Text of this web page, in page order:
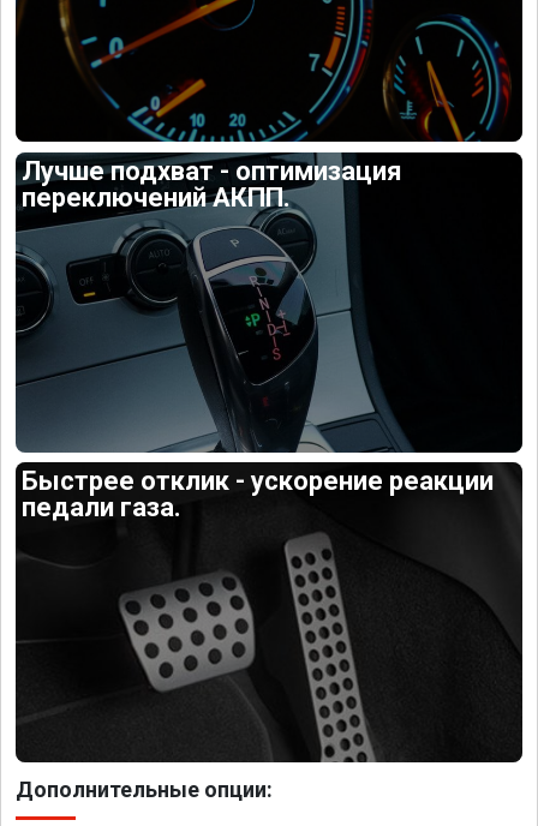
Лучше подхват - оптимизация
переключений АКПП.
Быстрее отклик - ускорение реакции
педали газа.
Дополнительные опции: